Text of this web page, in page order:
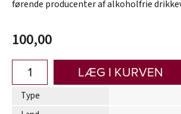
førende producenter af alkoholfrie
100,00
LÆG I KURVEN
Type